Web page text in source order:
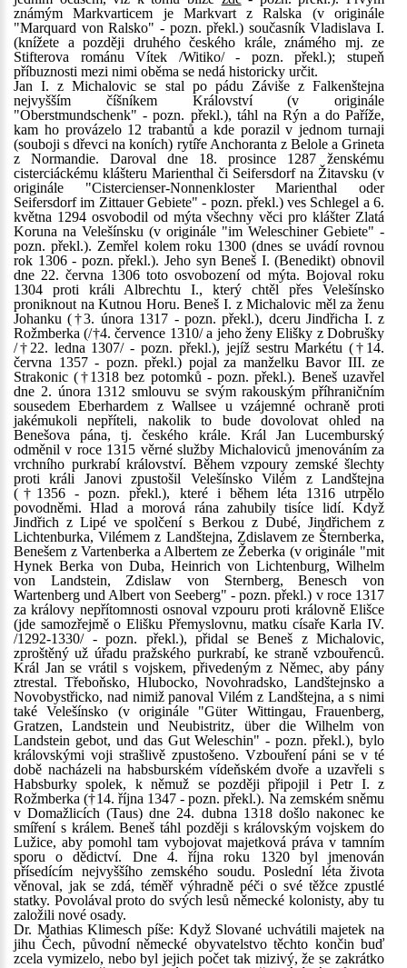
známým Markvarticem je Markvart z Ralska (v originále
"Marquard von Ralsko" - pozn. překl.) současník Vladislava I.
(knížete a později druhého českého krále, známého mj. ze
Stifterova románu Vítek /Witiko/ - pozn. překl.); stupeň
příbuznosti mezi nimi oběma se nedá historicky určit.
Jan I. z Michalovic se stal po pádu Záviše z Falkenštejna
nejvyšším číšníkem Království (v originále
"Oberstmundschenk" - pozn. překl.), táhl na Rýn a do Paříže,
kam ho provázelo 12 trabantů a kde porazil v jednom turnaji
(souboji s dřevci na koních) rytíře Anchoranta z Belole a Grineta
z Normandie. Daroval dne 18. prosince 1287 ženskému
cisterciáckému klášteru Marienthal či Seifersdorf na Žitavsku (v
originále "Cistercienser-Nonnenkloster Marienthal oder
Seifersdorf im Zittauer Gebiete" - pozn. překl.) ves Schlegel a 6.
května 1294 osvobodil od mýta všechny věci pro klášter Zlatá
Koruna na Velešínsku (v originále "im Weleschiner Gebiete" -
pozn. překl.). Zemřel kolem roku 1300 (dnes se uvádí rovnou
rok 1306 - pozn. překl.). Jeho syn Beneš I. (Benedikt) obnovil
dne 22. června 1306 toto osvobození od mýta. Bojoval roku
1304 proti králi Albrechtu I., který chtěl přes Velešínsko
proniknout na Kutnou Horu. Beneš I. z Michalovic měl za ženu
Johanku (†3. února 1317 - pozn. překl.), dceru Jindřicha I. z
Rožmberka (/†4. července 1310/ a jeho ženy Elišky z Dobrušky
/†22. ledna 1307/ - pozn. překl.), jejíž sestru Markétu (†14.
června 1357 - pozn. překl.) pojal za manželku Bavor III. ze
Strakonic (†1318 bez potomků - pozn. překl.). Beneš uzavřel
dne 2. února 1312 smlouvu se svým rakouským příhraničním
sousedem Eberhardem z Wallsee u vzájemné ochraně proti
jakémukoli nepříteli, nakolik to bude dovolovat ohled na
Benešova pána, tj. českého krále. Král Jan Lucemburský
odměnil v roce 1315 věrné služby Michaloviců jmenováním za
vrchního purkrabí království. Během vzpoury zemské šlechty
proti králi Janovi zpustošil Velešínsko Vilém z Landštejna
(†1356 - pozn. překl.), které i během léta 1316 utrpělo
povodněmi. Hlad a morová rána zahubily tisíce lidí. Když
Jindřich z Lipé ve spolčení s Berkou z Dubé, Jindřichem z
Lichtenburka, Vilémem z Landštejna, Zdislavem ze Šternberka,
Benešem z Vartenberka a Albertem ze Žeberka (v originále "mit
Hynek Berka von Duba, Heinrich von Lichtenburg, Wilhelm
von Landstein, Zdislaw von Sternberg, Benesch von
Wartenberg und Albert von Seeberg" - pozn. překl.) v roce 1317
za královy nepřítomnosti osnoval vzpouru proti královně Elišce
(jde samozřejmě o Elišku Přemyslovnu, matku císaře Karla IV.
/1292-1330/ - pozn. překl.), přidal se Beneš z Michalovic,
zproštěný už úřadu pražského purkrabí, ke straně vzbouřenců.
Král Jan se vrátil s vojskem, přivedeným z Němec, aby pány
ztrestal. Třeboňsko, Hlubocko, Novohradsko, Landštejnsko a
Novobystřicko, nad nimiž panoval Vilém z Landštejna, a s nimi
také Velešínsko (v originále "Güter Wittingau, Frauenberg,
Gratzen, Landstein und Neubistritz, über die Wilhelm von
Landstein gebot, und das Gut Weleschin" - pozn. překl.), bylo
královskými voji strašlivě zpustošeno. Vzbouření páni se v té
době nacházeli na habsburském vídeňském dvoře a uzavřeli s
Habsburky spolek, k němuž se později připojil i Petr I. z
Rožmberka (†14. října 1347 - pozn. překl.). Na zemském sněmu
v Domažlicích (Taus) dne 24. dubna 1318 došlo nakonec ke
smíření s králem. Beneš táhl později s královským vojskem do
Lužice, aby pomohl tam vybojovat majetková práva v tamním
sporu o dědictví. Dne 4. října roku 1320 byl jmenován
přísedícím nejvyššího zemského soudu. Poslední léta života
věnoval, jak se zdá, téměř výhradně péči o své těžce zpustlé
statky. Povolával proto do svých lesů německé kolonisty, aby tu
založili nové osady.
Dr. Mathias Klimesch píše: Když Slované uchvátili majetek na
jihu Čech, původní německé obyvatelstvo těchto končin buď
zcela vymizelo, nebo byl jejich počet tak mizivý, že se zakrátko